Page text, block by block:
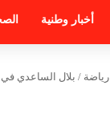
أخبار وطنية
رياضة / بلال الساعدي